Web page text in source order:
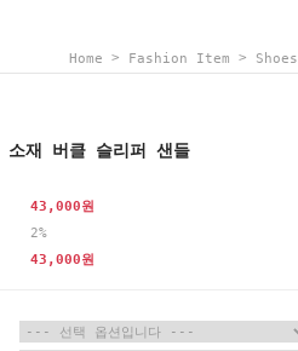
Home > Fashion Item > Shoes
소재 버클 슬리퍼 샌들
43,000원
2%
43,000원